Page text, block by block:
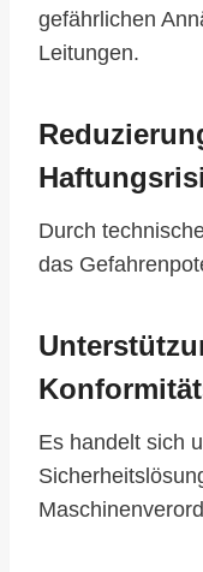
gefährlichen
Leitungen.
Durch
das
Es handelt sich